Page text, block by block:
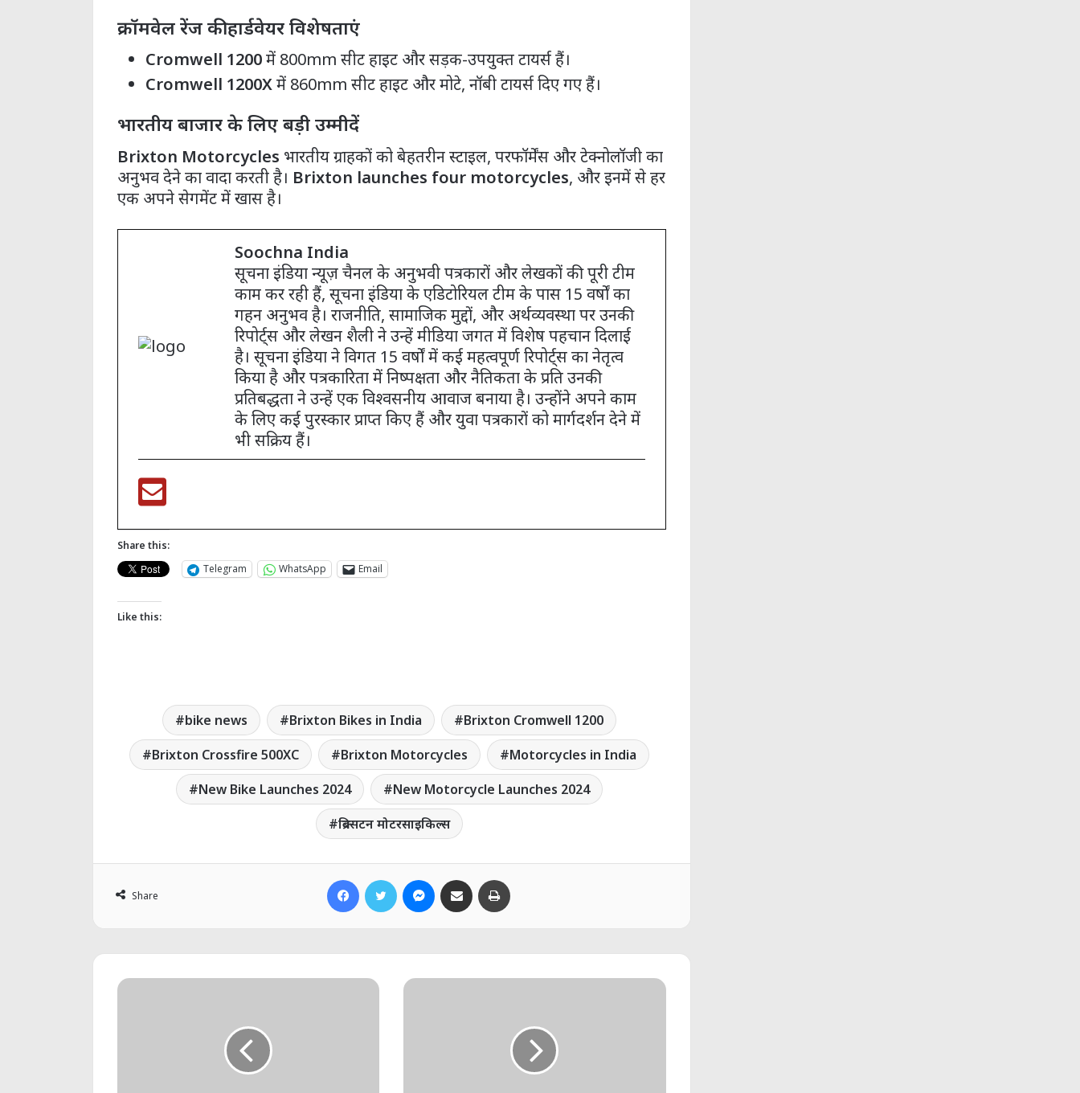
क्रॉमवेल रेंज की हार्डवेयर विशेषताएं
Cromwell 1200में 800mm सीट हाइट और सड़क-उपयुक्त टायर्स हैं।
Cromwell 1200Xमें 860mm सीट हाइट और मोटे, नॉबी टायर्स दिए गए हैं।
भारतीय बाजार के लिए बड़ी उम्मीदें
Brixton Motorcycles भारतीय ग्राहकों को बेहतरीन स्टाइल, परफॉर्मेंस और टेक्नोलॉजी का
अनुभव देने का वादा करती है। Brixton launches four motorcycles, और इनमें से हर
एक अपने सेगमेंट में खास है।
Soochna India
सूचना इंडिया न्यूज़ चैनल के अनुभवी पत्रकारों और लेखकों की पूरी टीम
काम कर रही हैं, सूचना इंडिया के एडिटोरियल टीम के पास 15 वर्षों का
गहन अनुभव है। राजनीति, सामाजिक मुद्दों, और अर्थव्यवस्था पर उनकी
रिपोर्ट्स और लेखन शैली ने उन्हें मीडिया जगत में विशेष पहचान दिलाई
है। सूचना इंडिया ने विगत 15 वर्षों में कई महत्वपूर्ण रिपोर्ट्स का नेतृत्व
किया है और पत्रकारिता में निष्पक्षता और नैतिकता के प्रति उनकी
प्रतिबद्धता ने उन्हें एक विश्वसनीय आवाज बनाया है। उन्होंने अपने काम
के लिए कई पुरस्कार प्राप्त किए हैं और युवा पत्रकारों को मार्गदर्शन देने में
भी सक्रिय हैं।
Share this:
Telegram
WhatsApp Email
Like this:
bike news Brixton Bikes in India
Brixton Cromwell 1200
Brixton Crossfire 500XC
Brixton Motorcycles
Motorcycles in India
New Bike Launches 2024
New Motorcycle Launches 2024
ब्रिक्सटन मोटरसाइकिल्स
Share
Facebook Twitter Messenger
Share via Email